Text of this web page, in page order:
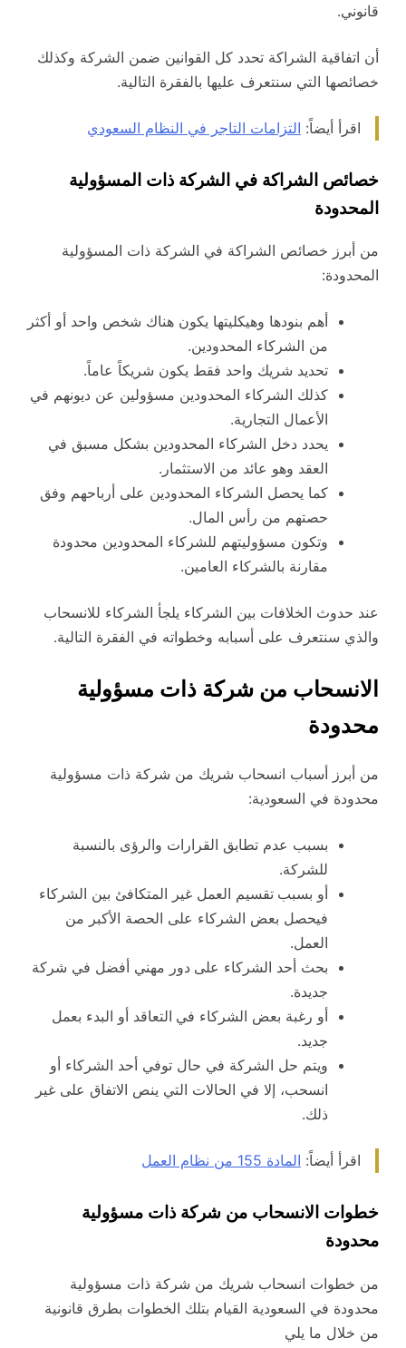
قانوني.
أن اتفاقية الشراكة تحدد كل القوانين ضمن الشركة وكذلك
خصائصها التي سنتعرف عليها بالفقرة التالية.
اقرأ أيضاً: التزامات التاجر في النظام السعودي
خصائص الشراكة في الشركة ذات المسؤولية
المحدودة
من أبرز خصائص الشراكة في الشركة ذات المسؤولية
المحدودة:
أهم بنودها وهيكليتها يكون هناك شخص واحد أو أكثر
من الشركاء المحدودين.
تحديد شريك واحد فقط يكون شريكاً عاماً.
كذلك الشركاء المحدودين مسؤولين عن ديونهم في
الأعمال التجارية.
يحدد دخل الشركاء المحدودين بشكل مسبق في
العقد وهو عائد من الاستثمار.
كما يحصل الشركاء المحدودين على أرباحهم وفق
حصتهم من رأس المال.
وتكون مسؤوليتهم للشركاء المحدودين محدودة
مقارنة بالشركاء العامين.
عند حدوث الخلافات بين الشركاء يلجأ الشركاء للانسحاب
والذي سنتعرف على أسبابه وخطواته في الفقرة التالية.
الانسحاب من شركة ذات مسؤولية
محدودة
من أبرز أسباب انسحاب شريك من شركة ذات مسؤولية
محدودة في السعودية:
بسبب عدم تطابق القرارات والرؤى بالنسبة
للشركة.
أو بسبب تقسيم العمل غير المتكافئ بين الشركاء
فيحصل بعض الشركاء على الحصة الأكبر من
العمل.
بحث أحد الشركاء على دور مهني أفضل في شركة
جديدة.
أو رغبة بعض الشركاء في التعاقد أو البدء بعمل
جديد.
ويتم حل الشركة في حال توفي أحد الشركاء أو
انسحب، إلا في الحالات التي ينص الاتفاق على غير
ذلك.
اقرأ أيضاً: المادة 155 من نظام العمل
خطوات الانسحاب من شركة ذات مسؤولية
محدودة
من خطوات انسحاب شريك من شركة ذات مسؤولية
محدودة في السعودية القيام بتلك الخطوات بطرق قانونية
من خلال ما يلي